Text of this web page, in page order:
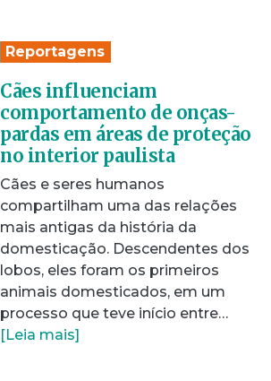
Reportagens
Cães influenciam
comportamento de onças-
pardas em áreas de proteção
no interior paulista
Cães e seres humanos
compartilham uma das relações
mais antigas da história da
domesticação. Descendentes dos
lobos, eles foram os primeiros
animais domesticados, em um
processo que teve início entre…
[Leia mais]